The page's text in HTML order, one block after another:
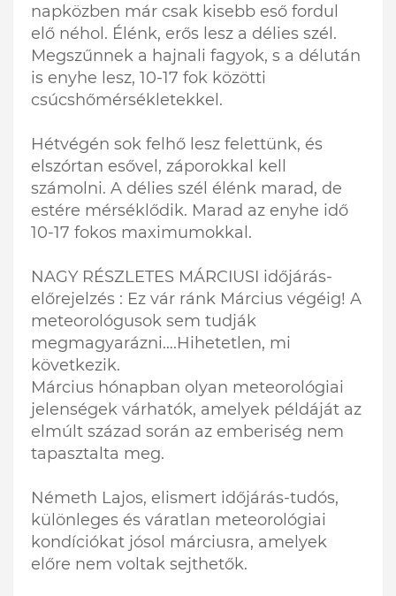
napközben már csak kisebb eső fordul
elő néhol. Élénk, erős lesz a délies szél.
Megszűnnek a hajnali fagyok, s a délután
is enyhe lesz, 10-17 fok közötti
csúcshőmérsékletekkel.
Hétvégén sok felhő lesz felettünk, és
elszórtan esővel, záporokkal kell
számolni. A délies szél élénk marad, de
estére mérséklődik. Marad az enyhe idő
10-17 fokos maximumokkal.
NAGY RÉSZLETES MÁRCIUSI időjárás-
előrejelzés : Ez vár ránk Március végéig! A
meteorológusok sem tudják
megmagyarázni….Hihetetlen, mi
következik.
Március hónapban olyan meteorológiai
jelenségek várhatók, amelyek példáját az
elmúlt század során az emberiség nem
tapasztalta meg.
Németh Lajos, elismert időjárás-tudós,
különleges és váratlan meteorológiai
kondíciókat jósol márciusra, amelyek
előre nem voltak sejthetők.